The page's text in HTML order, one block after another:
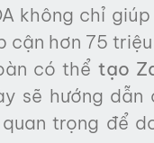
không chỉ
cận hơn 75
có thể tạo
sẽ hướng dẫn
trọng để